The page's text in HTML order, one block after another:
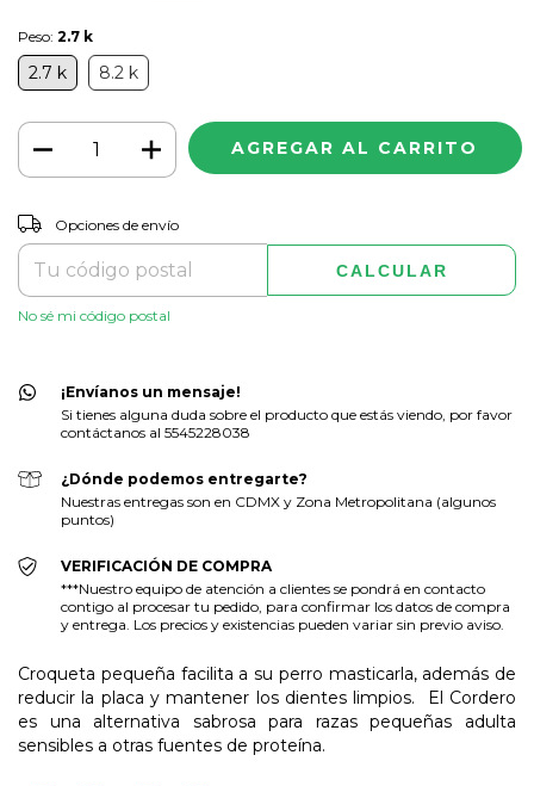
Peso: 2.7 k
2.7 k 8.2 k
Entregas para el CP:
Opciones de envío
CALCULAR
No sé mi código postal
¡Envíanos un mensaje!
Si tienes alguna duda sobre el producto que estás viendo, por favor
contáctanos al 5545228038
¿Dónde podemos entregarte?
Nuestras entregas son en CDMX y Zona Metropolitana (algunos
puntos)
VERIFICACIÓN DE COMPRA
***Nuestro equipo de atención a clientes se pondrá en contacto
contigo al procesar tu pedido, para confirmar los datos de compra
y entrega. Los precios y existencias pueden variar sin previo aviso.
Croqueta pequeña facilita a su perro masticarla, además de
reducir la placa y mantener los dientes limpios. El Cordero
es una alternativa sabrosa para razas pequeñas adulta
sensibles a otras fuentes de proteína.